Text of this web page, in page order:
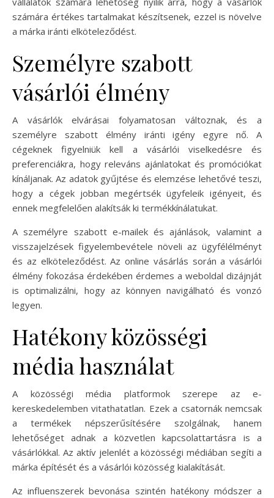
számára értékes tartalmakat készítsenek, ezzel is növelve
a márka iránti elköteleződést.
Személyre szabott
vásárlói élmény
A vásárlók elvárásai folyamatosan változnak, és a
személyre szabott élmény iránti igény egyre nő. A
cégeknek figyelniük kell a vásárlói viselkedésre és
preferenciákra, hogy releváns ajánlatokat és promóciókat
kínáljanak. Az adatok gyűjtése és elemzése lehetővé teszi,
hogy a cégek jobban megértsék ügyfeleik igényeit, és
ennek megfelelően alakítsák ki termékkínálatukat.
A személyre szabott e-mailek és ajánlások, valamint a
visszajelzések figyelembevétele növeli az ügyfélélményt
és az elköteleződést. Az online vásárlás során a vásárlói
élmény fokozása érdekében érdemes a weboldal dizájnját
is optimalizálni, hogy az könnyen navigálható és vonzó
legyen.
Hatékony közösségi
média használat
A közösségi média platformok szerepe az e-
kereskedelemben vitathatatlan. Ezek a csatornák nemcsak
a termékek népszerűsítésére szolgálnak, hanem
lehetőséget adnak a közvetlen kapcsolattartásra is a
vásárlókkal. Az aktív jelenlét a közösségi médiában segíti a
márka építését és a vásárlói közösség kialakítását.
Az influenszerek bevonása szintén hatékony módszer a